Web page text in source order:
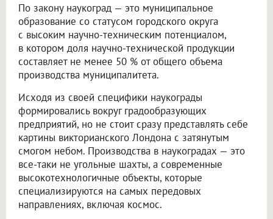
По закону наукоград — это муниципальное
образование со статусом городского округа
с высоким научно-техническим потенциалом,
в котором доля научно-технической продукции
составляет не менее 50 % от общего объема
производства муниципалитета.
Исходя из своей специфики наукограды
формировались вокруг градообразующих
предприятий, но не стоит сразу представлять себе
картины викторианского Лондона с затянутым
смогом небом. Производства в наукоградах — это
все-таки не угольные шахты, а современные
высокотехнологичные объекты, которые
специализируются на самых передовых
направлениях, включая космос.